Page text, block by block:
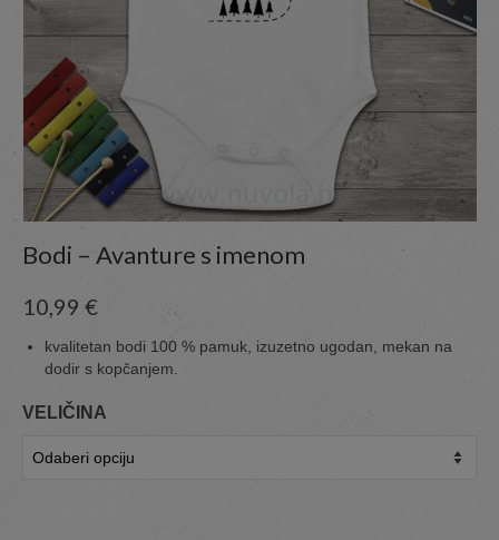
Bodi – Avanture s imenom
10,99 €
kvalitetan bodi 100 % pamuk, izuzetno ugodan, mekan na
dodir s kopčanjem.
VELIČINA